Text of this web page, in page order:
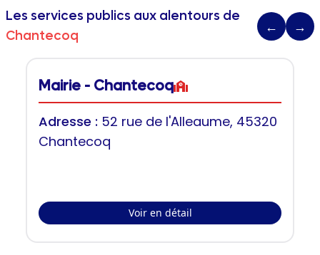
Les services publics aux alentours de
Chantecoq
← →
Mairie - Chantecoq
Adresse : 52 rue de l'Alleaume, 45320
Chantecoq
Voir en détail